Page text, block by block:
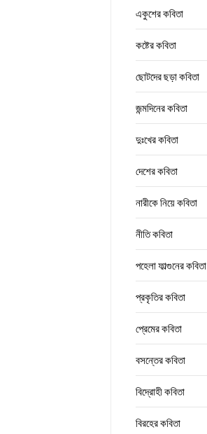
একুশের কবিতা
কষ্টের কবিতা
ছোটদের ছড়া কবিতা
জন্মদিনের কবিতা
দুঃখের কবিতা
দেশের কবিতা
নারীকে নিয়ে কবিতা
নীতি কবিতা
পহেলা ফাল্গুনের কবিতা
প্রকৃতির কবিতা
প্রেমের কবিতা
বসন্তের কবিতা
বিদ্রোহী কবিতা
বিরহের কবিতা